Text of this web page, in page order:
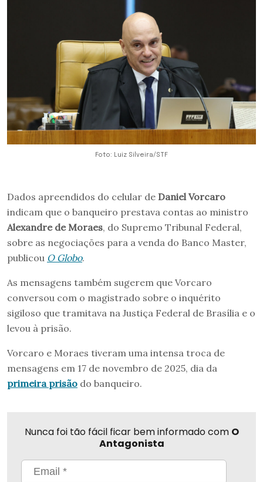
Foto: Luiz Silveira/STF
Dados apreendidos do celular de Daniel Vorcaro
indicam que o banqueiro prestava contas ao ministro
Alexandre de Moraes, do Supremo Tribunal Federal,
sobre as negociações para a venda do Banco Master,
publicou O Globo.
As mensagens também sugerem que Vorcaro
conversou com o magistrado sobre o inquérito
sigiloso que tramitava na Justiça Federal de Brasília e o
levou à prisão.
Vorcaro e Moraes tiveram uma intensa troca de
mensagens em 17 de novembro de 2025, dia da
primeira prisão do banqueiro.
Nunca foi tão fácil ficar bem informado com O
Antagonista